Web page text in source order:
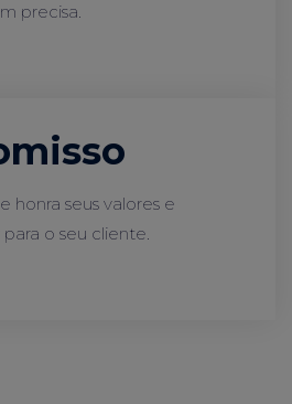
precisa.
honra seus valores e
o seu cliente.